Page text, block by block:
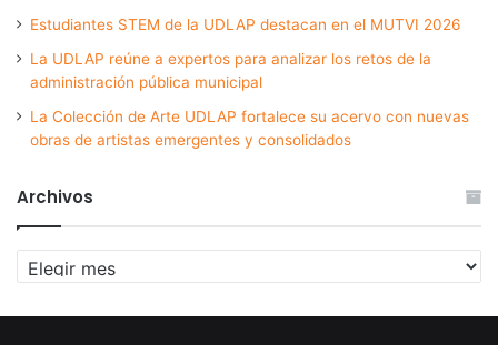
Estudiantes STEM de la UDLAP destacan en el MUTVI 2026
La UDLAP reúne a expertos para analizar los retos de la
administración pública municipal
La Colección de Arte UDLAP fortalece su acervo con nuevas
obras de artistas emergentes y consolidados
Archivos
Archivos